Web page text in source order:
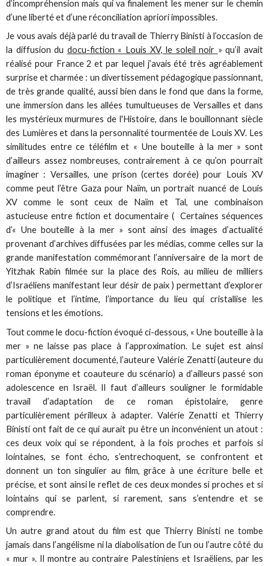
d’incompréhension mais qui va finalement les mener sur le chemin
d’une liberté et d’une réconciliation apriori impossibles.
Je vous avais déjà parlé du travail de Thierry Binisti à l’occasion de
la diffusion du docu-fiction « Louis XV, le soleil noir » qu’il avait
réalisé pour France 2 et par lequel j’avais été très agréablement
surprise et charmée : un divertissement pédagogique passionnant,
de très grande qualité, aussi bien dans le fond que dans la forme,
une immersion dans les allées tumultueuses de Versailles et dans
les mystérieux murmures de l'Histoire, dans le bouillonnant siècle
des Lumières et dans la personnalité tourmentée de Louis XV. Les
similitudes entre ce téléfilm et « Une bouteille à la mer » sont
d’ailleurs assez nombreuses, contrairement à ce qu’on pourrait
imaginer : Versailles, une prison (certes dorée) pour Louis XV
comme peut l’être Gaza pour Naïm, un portrait nuancé de Louis
XV comme le sont ceux de Naïm et Tal, une combinaison
astucieuse entre fiction et documentaire ( Certaines séquences
d’« Une bouteille à la mer » sont ainsi des images d’actualité
provenant d’archives diffusées par les médias, comme celles sur la
grande manifestation commémorant l’anniversaire de la mort de
Yitzhak Rabin filmée sur la place des Rois, au milieu de milliers
d’Israéliens manifestant leur désir de paix ) permettant d’explorer
le politique et l’intime, l’importance du lieu qui cristallise les
tensions et les émotions.
Tout comme le docu-fiction évoqué ci-dessous, « Une bouteille à la
mer » ne laisse pas place à l’approximation. Le sujet est ainsi
particulièrement documenté, l’auteure Valérie Zenatti (auteure du
roman éponyme et coauteure du scénario) a d’ailleurs passé son
adolescence en Israël. Il faut d’ailleurs souligner le formidable
travail d’adaptation de ce roman épistolaire, genre
particulièrement périlleux à adapter. Valérie Zenatti et Thierry
Binisti ont fait de ce qui aurait pu être un inconvénient un atout :
ces deux voix qui se répondent, à la fois proches et parfois si
lointaines, se font écho, s’entrechoquent, se confrontent et
donnent un ton singulier au film, grâce à une écriture belle et
précise, et sont ainsi le reflet de ces deux mondes si proches et si
lointains qui se parlent, si rarement, sans s’entendre et se
comprendre.
Un autre grand atout du film est que Thierry Binisti ne tombe
jamais dans l’angélisme ni la diabolisation de l’un ou l’autre côté du
« mur ». Il montre au contraire Palestiniens et Israëliens, par les